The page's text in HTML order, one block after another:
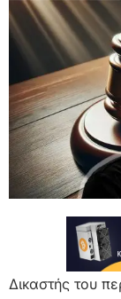
Δικαστής του